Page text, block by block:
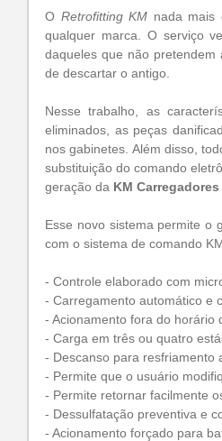
O Retrofitting KM nada mais
qualquer marca. O serviço
daqueles que não
de descartar o antigo.
Nesse trabalho, as
eliminados, as peças
nos gabinetes. Além disso,
substituição do comando
geração da KM
Esse novo sistema permite o
com o sistema de comando
- Controle elaborado com
- Carregamento automático e
- Acionamento fora do horário
- Carga em três ou quatro
- Descanso para resfriamento
- Permite que o usuário
- Permite retornar facilmente
- Dessulfatação preventiva e
- Acionamento forçado para